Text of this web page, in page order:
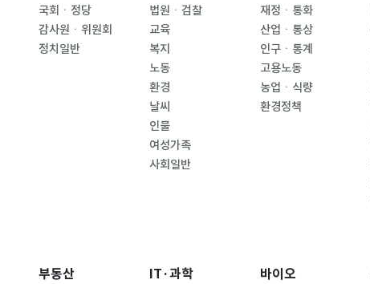
국회ㆍ정당
감사원ㆍ위원회
정치일반
법원ㆍ검찰
교육
복지
노동
환경
날씨
인물
여성가족
사회일반
재정ㆍ통화
산업ㆍ통상
인구ㆍ통계
고용노동
농업ㆍ식량
환경정책
부동산 IT·과학 바이오